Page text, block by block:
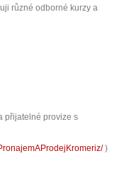
různé odborné kurzy a
přijatelné provize s
)